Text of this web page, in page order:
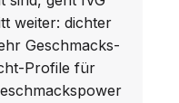
weiter: dichter
Geschmacks-
Profile für